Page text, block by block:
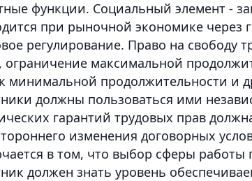
функции. Социальный элемент -
при рыночной экономике через
регулирование. Право на свободу
ограничение максимальной
минимальной продолжительности и
должны пользоваться ими
гарантий трудовых прав
изменения договорных
в том, что выбор сферы
должен знать уровень